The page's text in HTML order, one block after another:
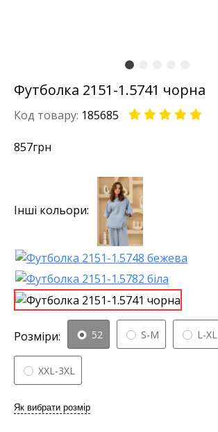
Футболка 2151-1.5741 чорна
Код товару: 185685
857грн
Інші кольори:
Розміри: 52 S-M L-XL
XXL-3XL
Як вибрати розмір